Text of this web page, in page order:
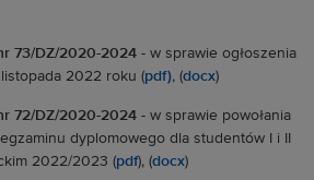
73/DZ/2020-2024 - w sprawie ogłoszenia
2022 roku (pdf), (docx)
72/DZ/2020-2024 - w sprawie powołania
dyplomowego dla studentów I i II
2022/2023 (pdf), (docx)